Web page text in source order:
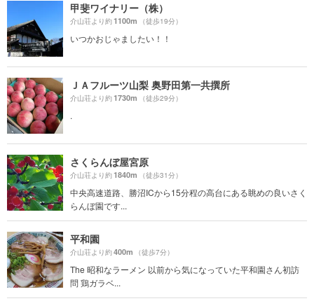
甲斐ワイナリー（株）
介山荘より約1100m （徒歩19分）
いつかおじゃましたい！！
ＪＡフルーツ山梨 奥野田第一共撰所
介山荘より約1730m （徒歩29分）
.
さくらんぼ屋宮原
介山荘より約1840m （徒歩31分）
中央高速道路、勝沼ICから15分程の高台にある眺めの良いさく
らんぼ園です...
平和園
介山荘より約400m （徒歩7分）
The 昭和なラーメン 以前から気になっていた平和園さん初訪
問 鶏ガラベ...